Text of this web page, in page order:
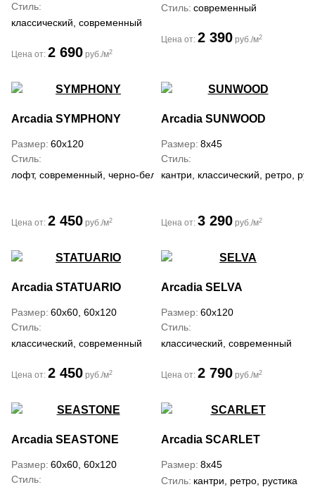
Стиль
классический, современный
Цена от: 2 690 руб./м2
Стиль современный
Цена от: 2 390 руб./м2
Arcadia SYMPHONY
Размер 60x120
Стиль
лофт, современный, черно-белый
Цена от: 2 450 руб./м2
Arcadia SUNWOOD
Размер 8x45
Стиль
кантри, классический, ретро,
Цена от: 3 290 руб./м2
Arcadia STATUARIO
Размер 60x60, 60x120
Стиль
классический, современный
Цена от: 2 450 руб./м2
Arcadia SELVA
Размер 60x120
Стиль
классический, современный
Цена от: 2 790 руб./м2
Arcadia SEASTONE
Размер 60x60, 60x120
Стиль
Arcadia SCARLET
Размер 8x45
Стиль кантри, ретро, рустика